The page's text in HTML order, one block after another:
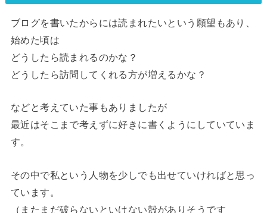
ブログを書いたからには読まれたいという願望もあり、
始めた頃は
どうしたら読まれるのかな？
どうしたら訪問してくれる方が増えるかな？
などと考えていた事もありましたが
最近はそこまで考えずに好きに書くようにしていていま
す。
その中で私という人物を少しでも出せていければと思っ
ています。
（またまだ破らないといけない殻がありそうです